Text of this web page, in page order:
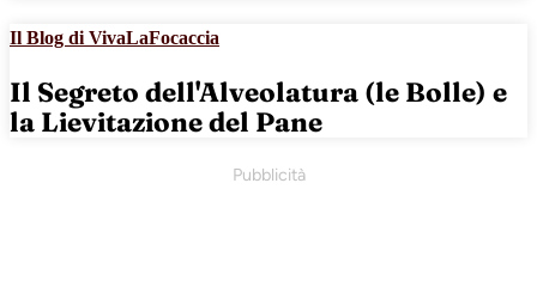
Il Blog di VivaLaFocaccia
Il Segreto dell'Alveolatura (le Bolle) e
la Lievitazione del Pane
Pubblicità